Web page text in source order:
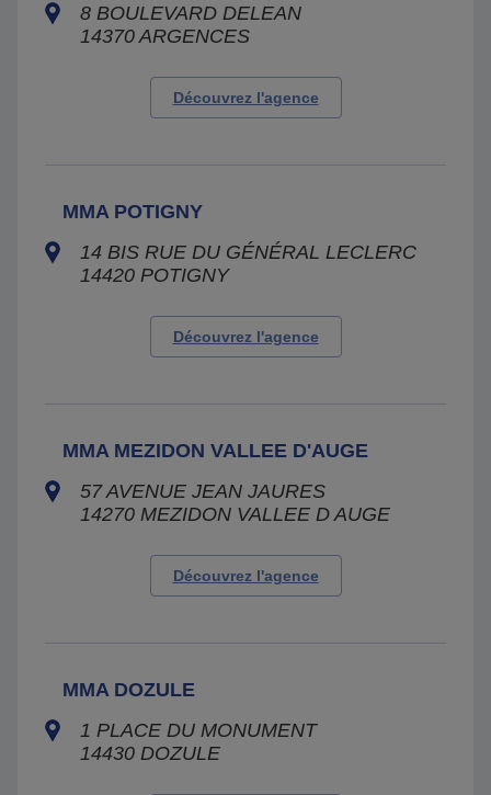
8 BOULEVARD DELEAN
14370 ARGENCES
Découvrez l'agence
MMA POTIGNY
14 BIS RUE DU GÉNÉRAL LECLERC
14420 POTIGNY
Découvrez l'agence
MMA MEZIDON VALLEE D'AUGE
57 AVENUE JEAN JAURES
14270 MEZIDON VALLEE D AUGE
Découvrez l'agence
MMA DOZULE
1 PLACE DU MONUMENT
14430 DOZULE